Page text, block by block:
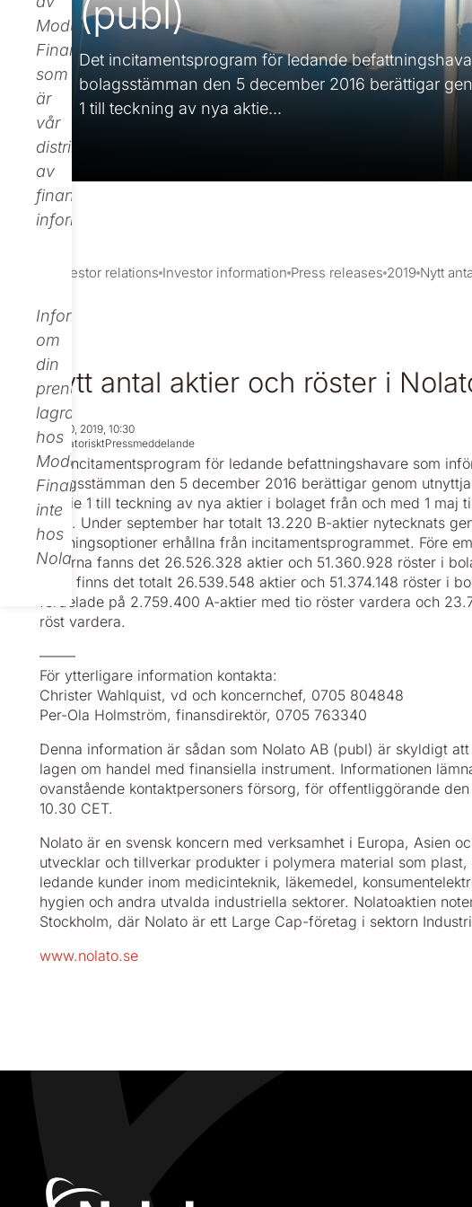
Modular
Finance,
som
är
vår
distributör
av
finansiell
information.
Informationen
om
din
prenumeration
lagras
hos
Modular
Finance,
inte
hos
Nolato.
(publ)
Det incitamentsprogram för ledande
bolagsstämman den 5 december 2016 berättigar
1 till teckning av nya aktie...
Investor relations Investor information Press releases 2019 Nytt
Nytt antal aktier och röster i
Sep 30, 2019, 10:30
RegulatorisktPressmeddelande
Det incitamentsprogram för ledande befattningshavare som
bolagsstämman den 5 december 2016 berättigar genom
i Serie 1 till teckning av nya aktier i bolaget från och med 1 maj
2019. Under september har totalt 13.220 B-aktier nytecknats
teckningsoptioner erhållna från incitamentsprogrammet. Före
aktierna fanns det 26.526.328 aktier och 51.360.928 röster i
2019 finns det totalt 26.539.548 aktier och 51.374.148 röster i
fördelade på 2.759.400 A-aktier med tio röster vardera och
röst vardera.
–––––
För ytterligare information kontakta:
Christer Wahlquist, vd och koncernchef, 0705 804848
Per-Ola Holmström, finansdirektör, 0705 763340
Denna information är sådan som Nolato AB (publ) är skyldigt
lagen om handel med finansiella instrument. Informationen
ovanstående kontaktpersoners försorg, för offentliggörande
10.30 CET.
Nolato är en svensk koncern med verksamhet i Europa, Asien
utvecklar och tillverkar produkter i polymera material som plast,
ledande kunder inom medicinteknik, läkemedel,
hygien och andra utvalda industriella sektorer. Nolatoaktien
Stockholm, där Nolato är ett Large Cap-företag i sektorn
www.nolato.se